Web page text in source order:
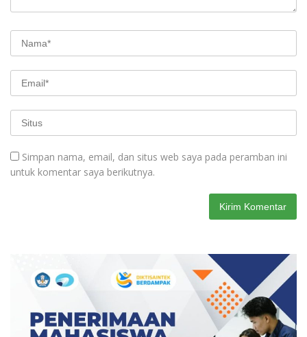
Simpan nama, email, dan situs web saya pada peramban ini
untuk komentar saya berikutnya.